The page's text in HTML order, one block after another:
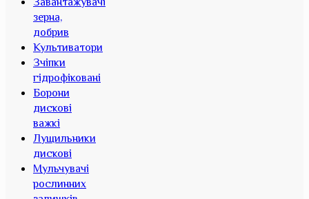
зерна,
добрив
Культиватори
Зчіпки
гідрофіковані
Борони
дискові
важкі
Лущильники
дискові
Мульчувачі
рослинних